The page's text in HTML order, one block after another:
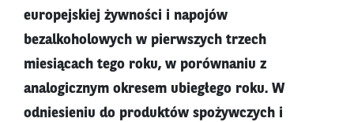
europejskiej żywności i napojów
bezalkoholowych w pierwszych trzech
miesiącach tego roku, w porównaniu z
analogicznym okresem ubiegłego roku. W
odniesieniu do produktów spożywczych i